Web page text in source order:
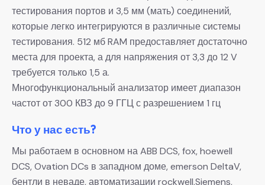
тестирования портов и 3,5 мм (мать) соединений,
которые легко интегрируются в различные системы
тестирования. 512 мб RAM предоставляет достаточно
места для проекта, а для напряжения от 3,3 до 12 V
требуется только 1,5 а.
Многофункциональный анализатор имеет диапазон
частот от 300 КВЗ до 9 ГГЦ с разрешением 1 гц
Что у нас есть?
Мы работаем в основном на ABB DCS, fox, hoewell
DCS, Ovation DCs в западном доме, emerson DeltaV,
бентли в неваде, автоматизации rockwell,Siemens,